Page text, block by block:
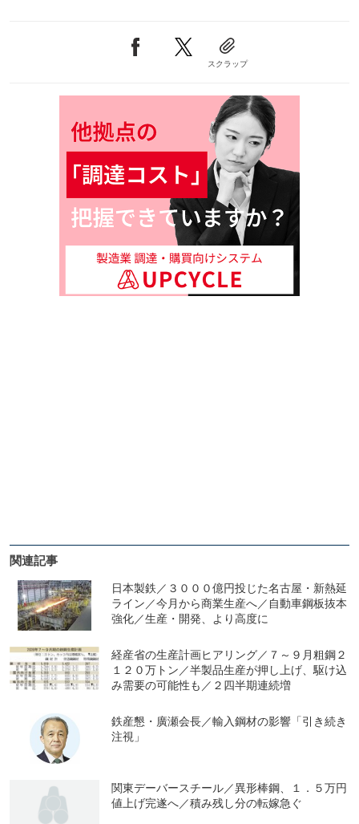
スクラップ
関連記事
日本製鉄／３０００億円投じた名古屋・新熱延
ライン／今月から商業生産へ／自動車鋼板抜本
強化／生産・開発、より高度に
経産省の生産計画ヒアリング／７～９月粗鋼２
１２０万トン／半製品生産が押し上げ、駆け込
み需要の可能性も／２四半期連続増
鉄産懇・廣瀬会長／輸入鋼材の影響「引き続き
注視」
関東デーバースチール／異形棒鋼、１．５万円
値上げ完遂へ／積み残し分の転嫁急ぐ